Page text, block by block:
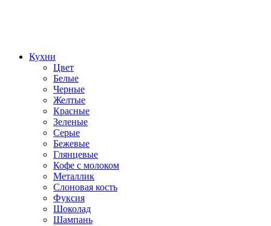
Кухни
Цвет
Белые
Черные
Желтые
Красные
Зеленые
Серые
Бежевые
Глянцевые
Кофе с молоком
Металлик
Слоновая кость
Фуксия
Шоколад
Шампань